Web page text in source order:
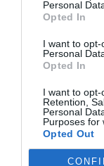
Personal
Opted In
I want to
Personal
Opted In
I want to opt-
Retention,
Personal
Purposes for
Opted Out
Procesor / Chipset
Max Turbo Speed:
Ilość procesorów:
Max ilość
procesorów:
Gniazdo CPU: